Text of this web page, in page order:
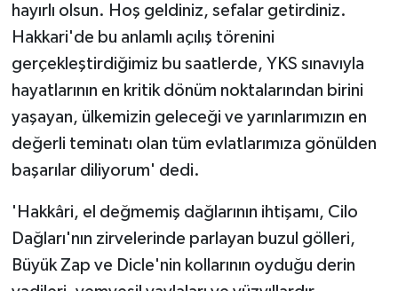
hayırlı olsun. Hoş geldiniz, sefalar getirdiniz.
Hakkari'de bu anlamlı açılış törenini
gerçekleştirdiğimiz bu saatlerde, YKS sınavıyla
hayatlarının en kritik dönüm noktalarından birini
yaşayan, ülkemizin geleceği ve yarınlarımızın en
değerli teminatı olan tüm evlatlarımıza gönülden
başarılar diliyorum' dedi.
'Hakkâri, el değmemiş dağlarının ihtişamı, Cilo
Dağları'nın zirvelerinde parlayan buzul gölleri,
Büyük Zap ve Dicle'nin kollarının oyduğu derin